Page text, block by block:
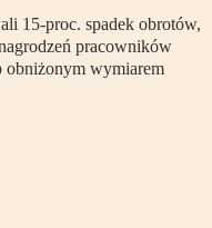
15-proc. spadek obrotów,
pracowników
obniżonym wymiarem